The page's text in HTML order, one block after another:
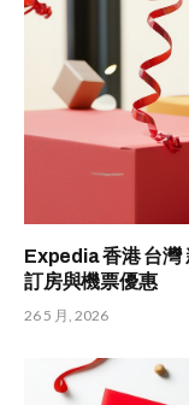
Expedia 香港 台灣
訂房與機票優惠
26 5 月, 2026